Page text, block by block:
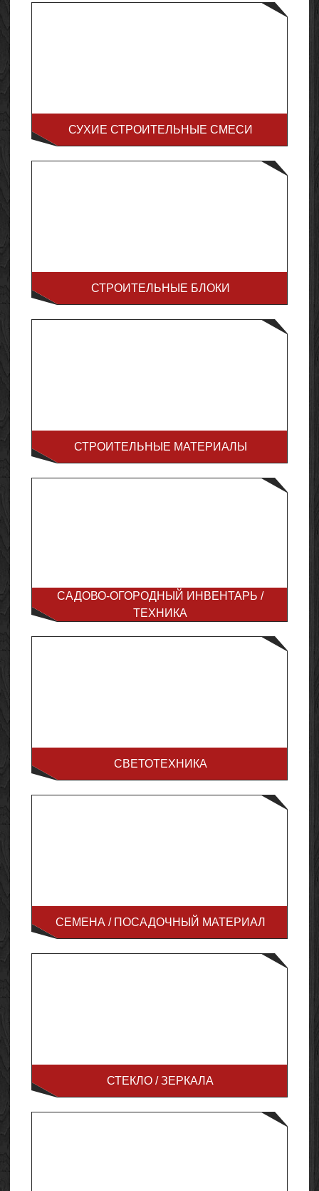
СУХИЕ СТРОИТЕЛЬНЫЕ СМЕСИ
СТРОИТЕЛЬНЫЕ БЛОКИ
СТРОИТЕЛЬНЫЕ МАТЕРИАЛЫ
САДОВО-ОГОРОДНЫЙ ИНВЕНТАРЬ /
ТЕХНИКА
СВЕТОТЕХНИКА
СЕМЕНА / ПОСАДОЧНЫЙ МАТЕРИАЛ
СТЕКЛО / ЗЕРКАЛА